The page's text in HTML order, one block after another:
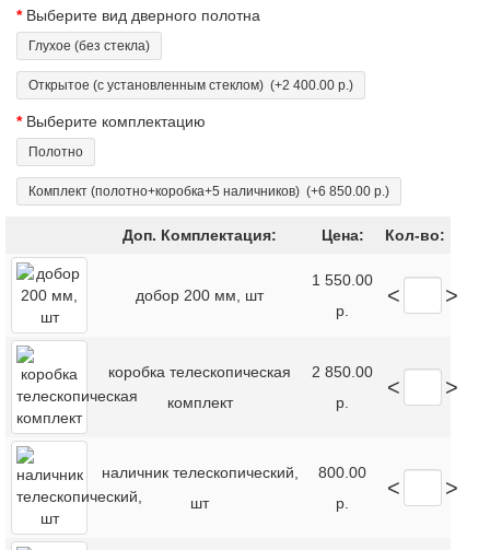
Выберите вид дверного полотна
Глухое (без стекла)
Открытое (с установленным стеклом) (+2 400.00 р.)
Выберите комплектацию
Полотно
Комплект (полотно+коробка+5 наличников) (+6 850.00 р.)
Доп. Комплектация: Цена: Кол-во:
добор 200 мм, шт
1 550.00
р.
< >
коробка телескопическая
комплект
2 850.00
р.
< >
наличник телескопический,
шт
800.00
р.
< >